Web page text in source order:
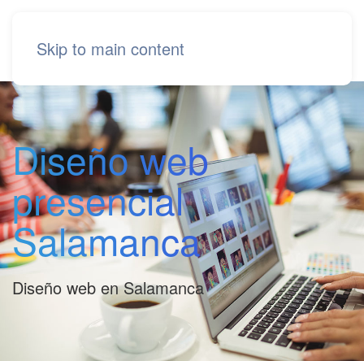
Skip to main content
Diseño web
presencial
Salamanca
Diseño web en Salamanca